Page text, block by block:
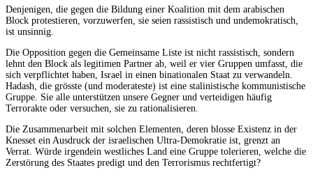
Denjenigen, die gegen die Bildung einer Koalition mit dem arabischen
Block protestieren, vorzuwerfen, sie seien rassistisch und undemokratisch,
ist unsinnig.
Die Opposition gegen die Gemeinsame Liste ist nicht rassistisch, sondern
lehnt den Block als legitimen Partner ab, weil er vier Gruppen umfasst, die
sich verpflichtet haben, Israel in einen binationalen Staat zu verwandeln.
Hadash, die grösste (und moderateste) ist eine stalinistische kommunistische
Gruppe. Sie alle unterstützen unsere Gegner und verteidigen häufig
Terrorakte oder versuchen, sie zu rationalisieren.
Die Zusammenarbeit mit solchen Elementen, deren blosse Existenz in der
Knesset ein Ausdruck der israelischen Ultra-Demokratie ist, grenzt an
Verrat. Würde irgendein westliches Land eine Gruppe tolerieren, welche die
Zerstörung des Staates predigt und den Terrorismus rechtfertigt?